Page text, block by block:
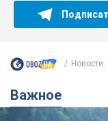
Важное